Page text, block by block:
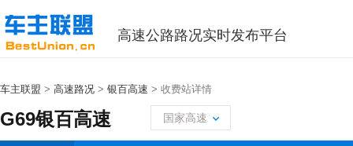
高速公路路况实时发布平台
车主联盟 > 高速路况 > 银百高速 > 收费站详情
G69银百高速 国家高速